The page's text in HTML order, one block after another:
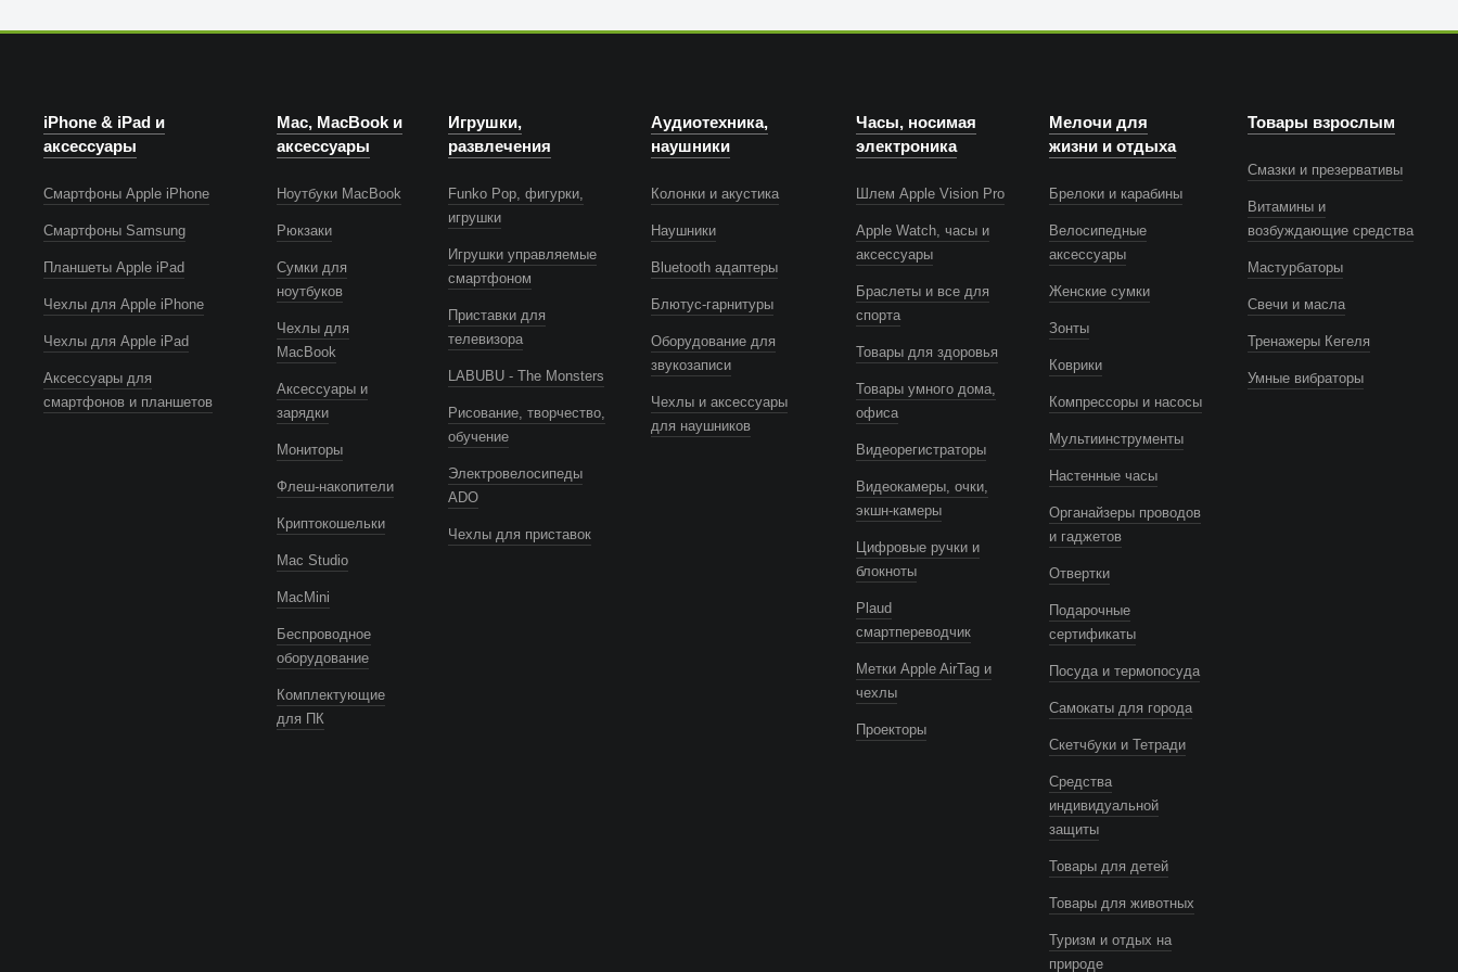
iPhone & iPad и
аксессуары
Смартфоны Apple iPhone
Смартфоны Samsung
Планшеты Apple iPad
Чехлы для Apple iPhone
Чехлы для Apple iPad
Аксессуары для
смартфонов и планшетов
Mac, MacBook и
аксессуары
Ноутбуки MacBook
Рюкзаки
Сумки для
ноутбуков
Чехлы для
MacBook
Аксессуары и
зарядки
Мониторы
Флеш-накопители
Криптокошельки
Mac Studio
MacMini
Беспроводное
оборудование
Комплектующие
для ПК
Игрушки,
развлечения
Funko Pop, фигурки,
игрушки
Игрушки управляемые
смартфоном
Приставки для
телевизора
LABUBU - The Monsters
Рисование, творчество,
обучение
Электровелосипеды
ADO
Чехлы для приставок
Аудиотехника,
наушники
Колонки и акустика
Наушники
Bluetooth адаптеры
Блютус-гарнитуры
Оборудование для
звукозаписи
Чехлы и аксессуары
для наушников
Часы, носимая
электроника
Шлем Apple Vision Pro
Apple Watch, часы и
аксессуары
Браслеты и все для
спорта
Товары для здоровья
Товары умного дома,
офиса
Видеорегистраторы
Видеокамеры, очки,
экшн-камеры
Цифровые ручки и
блокноты
Plaud
смартпереводчик
Метки Apple AirTag и
чехлы
Проекторы
Мелочи для
жизни и отдыха
Брелоки и карабины
Велосипедные
аксессуары
Женские сумки
Зонты
Коврики
Компрессоры и насосы
Мультиинструменты
Настенные часы
Органайзеры проводов
и гаджетов
Отвертки
Подарочные
сертификаты
Посуда и термопосуда
Самокаты для города
Скетчбуки и Тетради
Средства
индивидуальной
защиты
Товары для детей
Товары для животных
Туризм и отдых на
природе
Товары взрослым
Смазки и презервативы
Витамины и
возбуждающие средства
Мастурбаторы
Свечи и масла
Тренажеры Кегеля
Умные вибраторы